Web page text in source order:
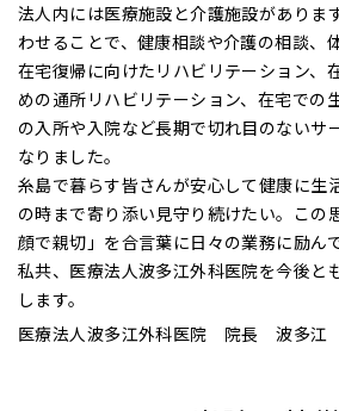
法人内には医療施設と介護施設がありま
わせることで、健康相談や介護の相談、
在宅復帰に向けたリハビリテーション、
めの通所リハビリテーション、在宅での
の入所や入院など長期で切れ目のないサ
なりました。
糸島で暮らす皆さんが安心して健康に生
の時まで寄り添い見守り続けたい。この
顔で親切」を合言葉に日々の業務に励ん
私共、医療法人波多江外科医院を今後と
します。
医療法人波多江外科医院 院長 波多江